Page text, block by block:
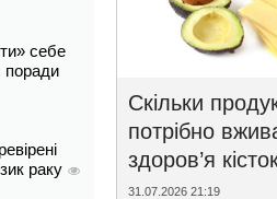
себе
поради
раку
Скільки
потрібно
здоров’я
31.07.2026 21:19